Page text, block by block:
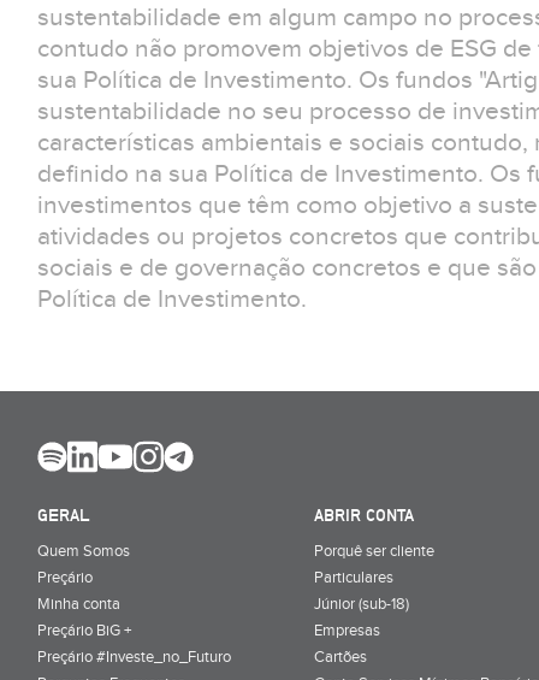
sustentabilidade em algum campo no
contudo não promovem objetivos de ESG
sua Política de Investimento. Os fundos
sustentabilidade no seu processo de
características ambientais e sociais
definido na sua Política de Investimento. Os
investimentos que têm como objetivo a
atividades ou projetos concretos que
sociais e de governação concretos e que
Política de Investimento.
GERAL
Quem Somos
Preçário
Minha conta
Preçário BiG +
Preçário #Investe_no_Futuro
ABRIR CONTA
Porquê ser cliente
Particulares
Júnior (sub-18)
Empresas
Cartões